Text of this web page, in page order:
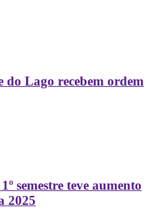
do Lago recebem ordem
semestre teve aumento
2025